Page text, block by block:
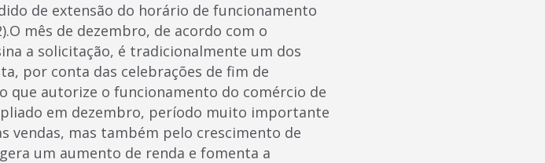
de extensão do horário de funcionamento
mês de dezembro, de acordo com o
a solicitação, é tradicionalmente um dos
por conta das celebrações de fim de
que autorize o funcionamento do comércio de
em dezembro, período muito importante
vendas, mas também pelo crescimento de
um aumento de renda e fomenta a